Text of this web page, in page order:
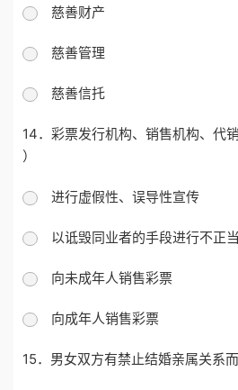
慈善财产
慈善管理
慈善信托
14．彩票发行机构、销售机构、代
）
进行虚假性、误导性宣传
以诋毁同业者的手段进行不正
向未成年人销售彩票
向成年人销售彩票
15．男女双方有禁止结婚亲属关系